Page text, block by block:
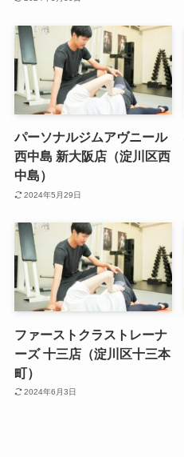
パーソナルジムアヴニール
西中島 新大阪店（淀川区西
中島）
2024年5月29日
ファーストクラストレーナ
ーズ 十三店（淀川区十三本
町）
2024年6月3日